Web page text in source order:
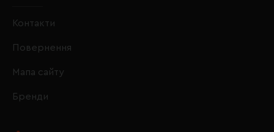
Контакти
Повернення
Мапа сайту
Бренди